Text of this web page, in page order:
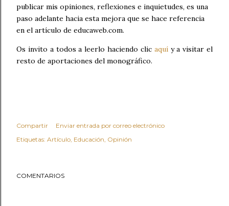
publicar mis opiniones, reflexiones e inquietudes, es una
paso adelante hacia esta mejora que se hace referencia
en el artículo de educaweb.com.
Os invito a todos a leerlo haciendo clic aquíy a visitar el
resto de aportaciones del monográfico.
Compartir
Enviar entrada por correo electrónico
Etiquetas: Artículo Educación Opinión
COMENTARIOS